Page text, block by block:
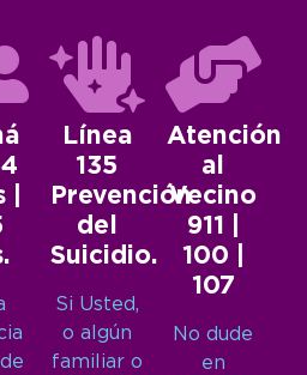
|
Línea
135
Prevención
del
Suicidio.
Si Usted,
o algún
familiar o
Atención
al
Vecino
911 |
100 |
107
No dude
en